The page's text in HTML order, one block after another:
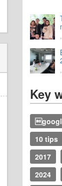
Key
10 tips
2017
2024